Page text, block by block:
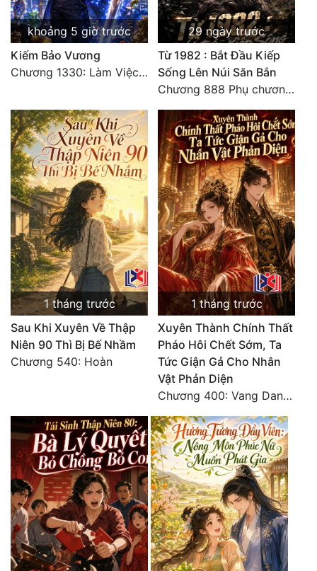
Quân Sự
Sảng Văn
Sắc
Thanh Xuân
Tiên Hiệp
Tiểu Thuyết
Trinh Thám
Triều Đấu
Trùng Sinh
Trọng Sinh
Tu Chân
Tu Tiên
Vô Địch
Võ Hiệp
Võng Du
Xuyên Không
Xuyên Nhanh
Xuyên Sách
khoảng 5 giờ trước
Kiếm Bảo Vương
Chương 1330: Làm Việc Rồi (4/5)
29 ngày trước
Từ 1982 : Bắt Đầu Kiếp
Sống Lên Núi Săn Bắn
Chương 888 Phụ chương - Bạch Ngọc
1 tháng trước
Sau Khi Xuyên Về Thập
Niên 90 Thì Bị Bế Nhầm
Chương 540: Hoàn
1 tháng trước
Xuyên Thành Chính Thất
Pháo Hôi Chết Sớm, Ta
Tức Giận Gả Cho Nhân
Vật Phản Diện
Chương 400: Vang Danh Thiên Hạ (Hết)